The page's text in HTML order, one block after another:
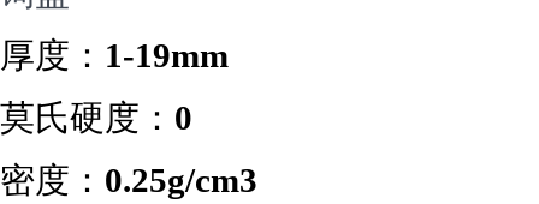
厚度： 1-19mm
莫氏硬度： 0
密度： 0.25g/cm3